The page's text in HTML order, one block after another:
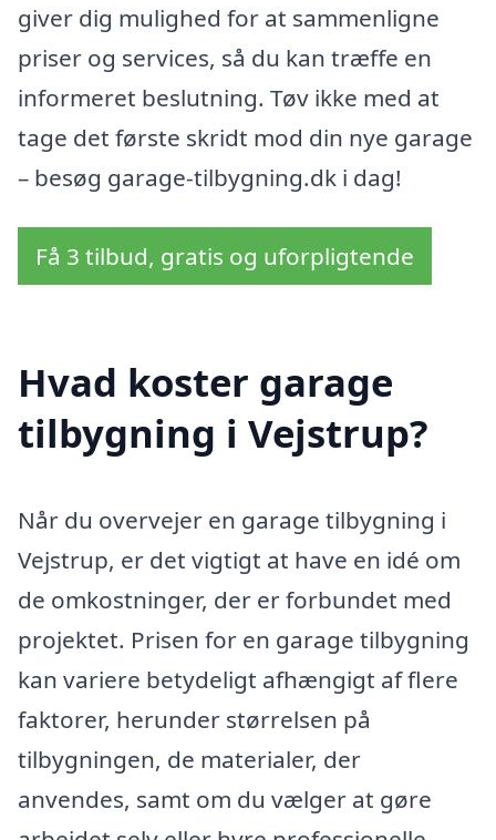
giver dig mulighed for at sammenligne
priser og services, så du kan træffe en
informeret beslutning. Tøv ikke med at
tage det første skridt mod din nye garage
– besøg garage-tilbygning.dk i dag!
Få 3 tilbud, gratis og uforpligtende
Hvad koster garage
tilbygning i Vejstrup?
Når du overvejer en garage tilbygning i
Vejstrup, er det vigtigt at have en idé om
de omkostninger, der er forbundet med
projektet. Prisen for en garage tilbygning
kan variere betydeligt afhængigt af flere
faktorer, herunder størrelsen på
tilbygningen, de materialer, der
anvendes, samt om du vælger at gøre